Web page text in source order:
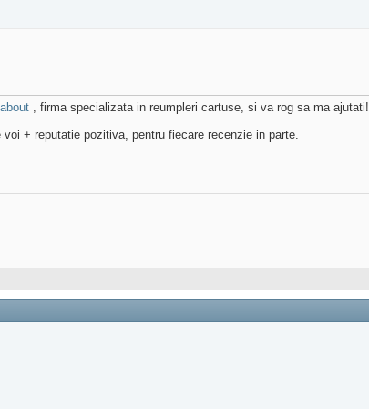
, firma specializata in reumpleri cartuse, si va rog sa ma ajutati!
+ reputatie pozitiva, pentru fiecare recenzie in parte.